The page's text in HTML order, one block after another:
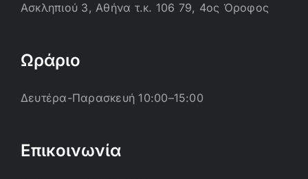
Ασκληπιού 3, Αθήνα τ.κ. 106 79, 4ος Όροφος
Ωράριο
Δευτέρα-Παρασκευή 10:00–15:00
Επικοινωνία